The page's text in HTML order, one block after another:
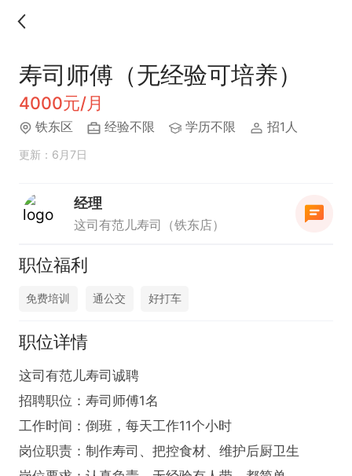
寿司师傅（无经验可培养）
4000元/月
铁东区 经验不限 学历不限 招1人
更新：6月7日
经理
这司有范儿寿司（铁东店）
职位福利
免费培训 通公交 好打车
职位详情
这司有范儿寿司诚聘
招聘职位：寿司师傅1名
工作时间：倒班，每天工作11个小时
岗位职责：制作寿司、把控食材、维护后厨卫生